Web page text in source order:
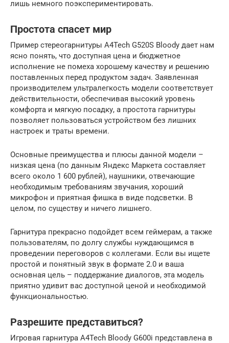
лишь немного поэкспериментировать.
Простота спасет мир
Пример стереогарнитуры A4Tech G520S Bloody дает нам
ясно понять, что доступная цена и бюджетное
исполнение не помеха хорошему качеству и решению
поставленных перед продуктом задач. Заявленная
производителем ультралегкость модели соответствует
действительности, обеспечивая высокий уровень
комфорта и мягкую посадку, а простота гарнитуры
позволяет пользоваться устройством без лишних
настроек и траты времени.
Основные преимущества и плюсы данной модели –
низкая цена (по данным Яндекс Маркета составляет
всего около 1 600 рублей), наушники, отвечающие
необходимым требованиям звучания, хороший
микрофон и приятная фишка в виде подсветки. В
целом, по существу и ничего лишнего.
Гарнитура прекрасно подойдет всем геймерам, а также
пользователям, по долгу службы нуждающимся в
проведении переговоров с коллегами. Если вы ищете
простой и понятный звук в формате 2.0 и ваша
основная цель – поддержание диалогов, эта модель
приятно удивит вас доступной ценой и необходимой
функциональностью.
Разрешите представиться?
Игровая гарнитура A4Tech Bloody G600i представлена в